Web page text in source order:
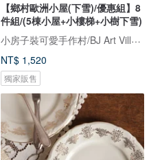
【鄉村歐洲小屋(下雪)/優惠組】8
件組/(5棟小屋+小樓梯+小樹下雪)
小房子裝可愛手作村/BJ Art Village
NT$ 1,520
獨家販售